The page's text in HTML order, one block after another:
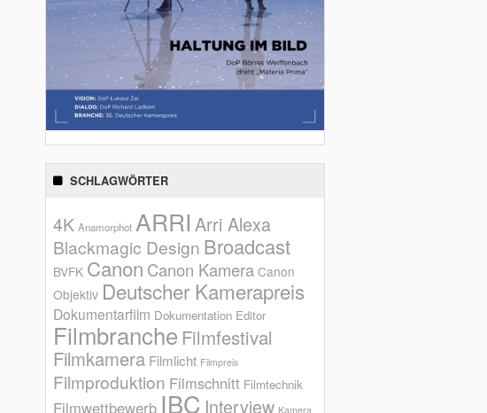
SCHLAGWÖRTER
4K Anamorphot ARRI Arri Alexa
Blackmagic Design Broadcast
BVFK Canon Canon Kamera Canon
Objektiv Deutscher Kamerapreis
Dokumentarfilm Dokumentation Editor
Filmbranche Filmfestival
Filmkamera Filmlicht Filmpreis
Filmproduktion Filmschnitt Filmtechnik
Filmwettbewerb IBC Interview Kamera